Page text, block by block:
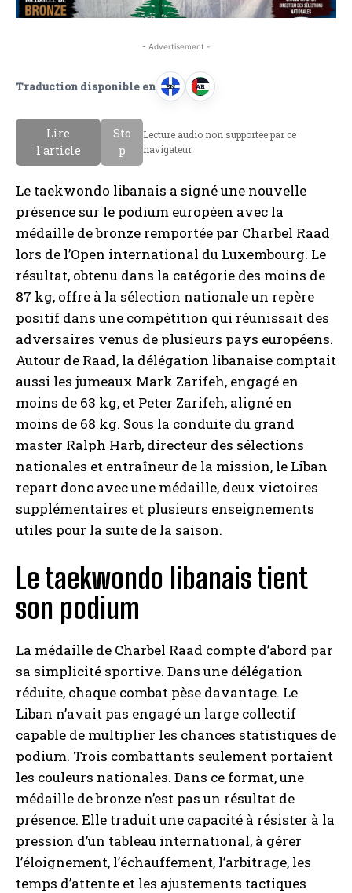
- Advertisement -
Traduction disponible en EN
A
g
l
i
s
AR
A
a
Lire
l'article
Sto
p
Lecture audio non supportee par ce
navigateur.
Le taekwondo libanais a signé une nouvelle
présence sur le podium européen avec la
médaille de bronze remportée par Charbel Raad
lors de l’Open international du Luxembourg. Le
résultat, obtenu dans la catégorie des moins de
87 kg, offre à la sélection nationale un repère
positif dans une compétition qui réunissait des
adversaires venus de plusieurs pays européens.
Autour de Raad, la délégation libanaise comptait
aussi les jumeaux Mark Zarifeh, engagé en
moins de 63 kg, et Peter Zarifeh, aligné en
moins de 68 kg. Sous la conduite du grand
master Ralph Harb, directeur des sélections
nationales et entraîneur de la mission, le Liban
repart donc avec une médaille, deux victoires
supplémentaires et plusieurs enseignements
utiles pour la suite de la saison.
Le taekwondo libanais tient
son podium
La médaille de Charbel Raad compte d’abord par
sa simplicité sportive. Dans une délégation
réduite, chaque combat pèse davantage. Le
Liban n’avait pas engagé un large collectif
capable de multiplier les chances statistiques de
podium. Trois combattants seulement portaient
les couleurs nationales. Dans ce format, une
médaille de bronze n’est pas un résultat de
présence. Elle traduit une capacité à résister à la
pression d’un tableau international, à gérer
l’éloignement, l’échauffement, l’arbitrage, les
temps d’attente et les ajustements tactiques